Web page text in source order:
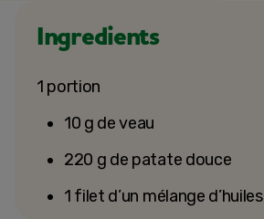
Ingredients
1 portion
10 g de veau
220 g de patate douce
1 filet d’un mélange d’huiles